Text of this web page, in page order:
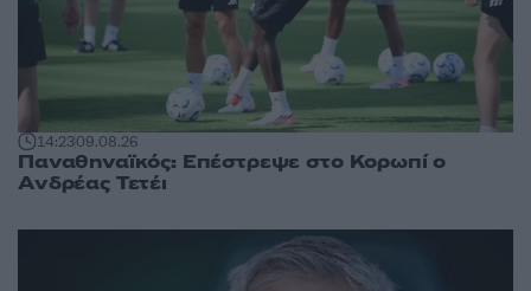
14:2309.08.26
Παναθηναϊκός: Επέστρεψε στο Κορωπί ο
Ανδρέας Τετέι